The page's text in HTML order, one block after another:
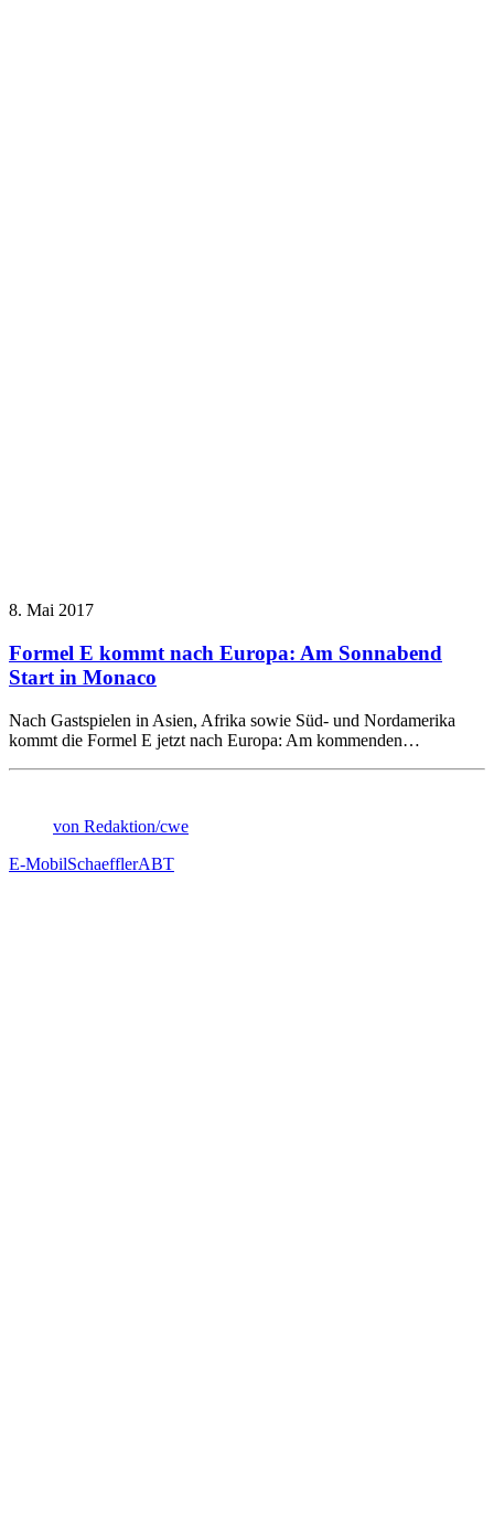
8. Mai 2017
Formel E kommt nach Europa: Am Sonnabend
Start in Monaco
Nach Gastspielen in Asien, Afrika sowie Süd- und Nordamerika
kommt die Formel E jetzt nach Europa: Am kommenden…
von Redaktion/cwe
E-MobilSchaefflerABT